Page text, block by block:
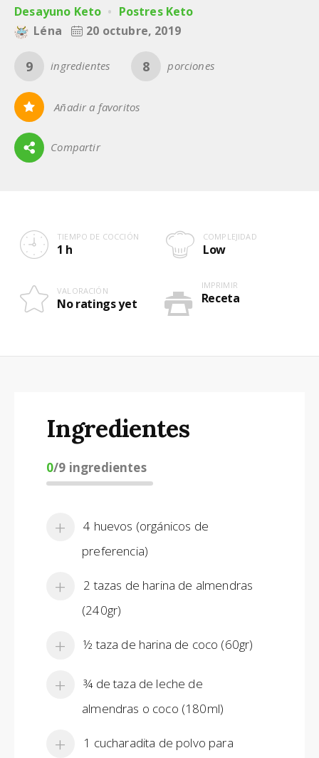
Desayuno Keto
Postres Keto
Léna
20 octubre, 2019
9 ingredientes 8 porciones
Añadir a favoritos
0
Compartir
TIEMPO DE COCCIÓN
1 h
COMPLEJIDAD
Low
VALORACIÓN
No ratings yet
IMPRIMIR
Receta
Ingredientes
0/9 ingredientes
4 huevos (orgánicos de
preferencia)
2 tazas de harina de almendras
(240gr)
½ taza de harina de coco (60gr)
¾ de taza de leche de
almendras o coco (180ml)
1 cucharadita de polvo para